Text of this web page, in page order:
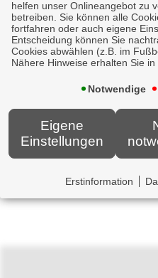
helfen unser Onlineangebot zu
betreiben. Sie können alle
fortfahren oder auch eigene
Entscheidung können Sie
Cookies abwählen (z.B. im
Nähere Hinweise erhalten Sie
Notwendige
Eigene
Einstellungen
Erstinformation
Weiterführende
diesem Thema